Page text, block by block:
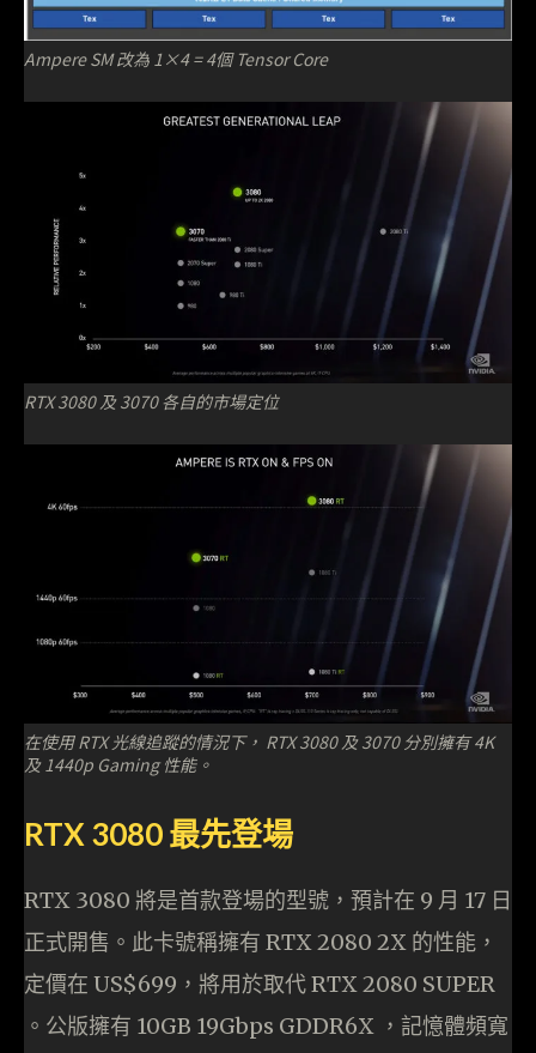
Ampere SM 改為 1×4 = 4個 Tensor Core
RTX 3080 及 3070 各自的市場定位
在使用 RTX 光線追蹤的情況下， RTX 3080 及 3070 分別擁有 4K
及 1440p Gaming 性能。
RTX 3080 最先登場
RTX 3080 將是首款登場的型號，預計在 9 月 17 日
正式開售。此卡號稱擁有 RTX 2080 2X 的性能，
定價在 US$699，將用於取代 RTX 2080 SUPER
。公版擁有 10GB 19Gbps GDDR6X ，記憶體頻寬